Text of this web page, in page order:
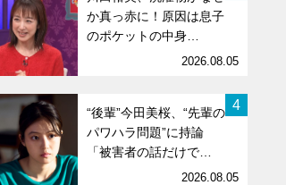
か真っ赤に！原因は息子
のポケットの中身…
2026.08.05
4
“後輩”今田美桜、“先輩の
パワハラ問題”に持論
「被害者の話だけで…
2026.08.05